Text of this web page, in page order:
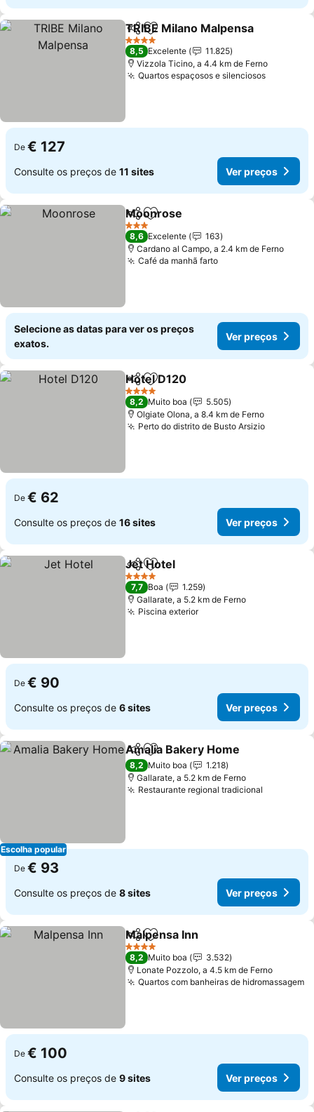
PartilharAdicionar aos favoritos
TRIBE Milano Malpensa
4 Estrelas
8,5 Excelente
11.825
Vizzola Ticino, a 4.4 km de Ferno
Quartos espaçosos e silenciososVer
De € 127
Consulte os preços de 11 sites Ver preços
PartilharAdicionar aos favoritos
Moonrose
3 Estrelas
8,6 Excelente
163
Cardano al Campo, a 2.4 km de Ferno
Café da manhã fartoVer preços
Selecione as datas para ver os preços
exatos.
Ver preços
PartilharAdicionar aos favoritos
Hotel D120
4 Estrelas
8,2 Muito boa
5.505
Olgiate Olona, a 8.4 km de Ferno
Perto do distrito de Busto ArsizioVer
De € 62
Consulte os preços de 16 sites Ver preços
PartilharAdicionar aos favoritos
Jet Hotel
4 Estrelas
7,7 Boa
1.259
Gallarate, a 5.2 km de Ferno
Piscina exteriorVer preços
De € 90
Consulte os preços de 6 sites Ver preços
Escolha popular
PartilharAdicionar aos favoritos
Amalia Bakery Home
8,2 Muito boa
1.218
Gallarate, a 5.2 km de Ferno
Restaurante regional tradicional
De € 93
Consulte os preços de 8 sites Ver preços
PartilharAdicionar aos favoritos
Malpensa Inn
4 Estrelas
8,2 Muito boa
3.532
Lonate Pozzolo, a 4.5 km de Ferno
Quartos com banheiras de hidromassagem
De € 100
Consulte os preços de 9 sites Ver preços